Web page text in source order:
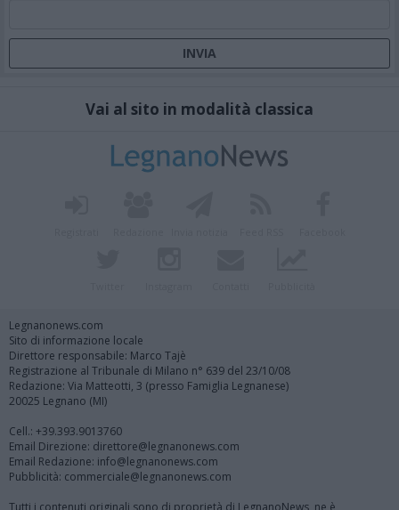
Vai al sito in modalità classica
Legnanonews.com
Sito di informazione locale
Direttore responsabile: Marco Tajè
Registrazione al Tribunale di Milano n° 639 del 23/10/08
Redazione: Via Matteotti, 3 (presso Famiglia Legnanese)
20025 Legnano (MI)
Cell.: +39.393.9013760
Email Direzione: direttore@legnanonews.com
Email Redazione: info@legnanonews.com
Pubblicità: commerciale@legnanonews.com